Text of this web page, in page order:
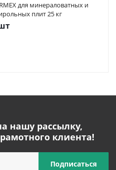
для минераловатных и
плит 25 кг
нашу рассылку,
клиента!